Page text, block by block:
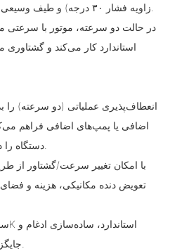
اضافی یا پمپ‌های اضافی فراهم
دستگاه را در حین کار بهبود می‌بخشد.
تعویض دنده مکانیکی، هزینه و